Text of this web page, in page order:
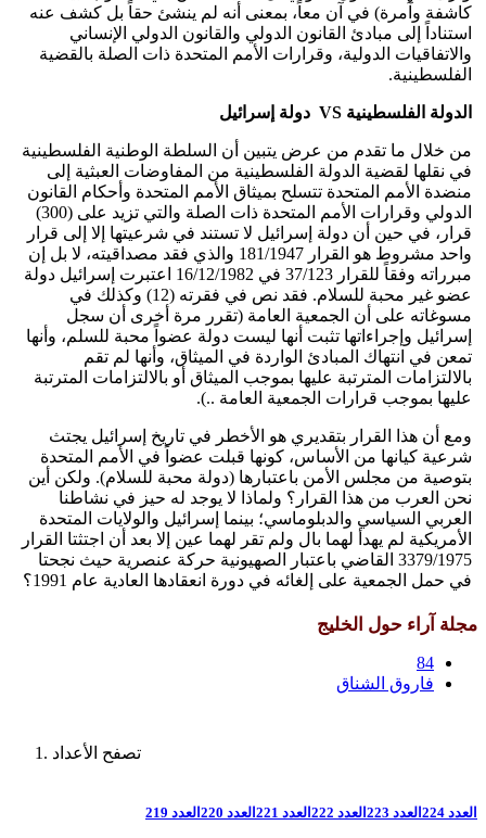
كاشفة وآمرة) في آن معاً، بمعنى أنه لم ينشئ حقاً بل كشف عنه
استناداً إلى مبادئ القانون الدولي والقانون الدولي الإنساني
والاتفاقيات الدولية، وقرارات الأمم المتحدة ذات الصلة بالقضية
الفلسطينية.
الدولة الفلسطينية VS دولة إسرائيل
من خلال ما تقدم من عرض يتبين أن السلطة الوطنية الفلسطينية
في نقلها لقضية الدولة الفلسطينية من المفاوضات العبثية إلى
منضدة الأمم المتحدة تتسلح بميثاق الأمم المتحدة وأحكام القانون
الدولي وقرارات الأمم المتحدة ذات الصلة والتي تزيد على (300)
قرار، في حين أن دولة إسرائيل لا تستند في شرعيتها إلا إلى قرار
واحد مشروط هو القرار 181/1947 والذي فقد مصداقيته، لا بل إن
مبرراته وفقاً للقرار 37/123 في 16/12/1982 اعتبرت إسرائيل دولة
عضو غير محبة للسلام. فقد نص في فقرته (12) وكذلك في
مسوغاته على أن الجمعية العامة (تقرر مرة أخرى أن سجل
إسرائيل وإجراءاتها تثبت أنها ليست دولة عضواً محبة للسلم، وأنها
تمعن في انتهاك المبادئ الواردة في الميثاق، وأنها لم تقم
بالالتزامات المترتبة عليها بموجب الميثاق أو بالالتزامات المترتبة
عليها بموجب قرارات الجمعية العامة ..).
ومع أن هذا القرار بتقديري هو الأخطر في تاريخ إسرائيل يجتث
شرعية كيانها من الأساس، كونها قبلت عضواً في الأمم المتحدة
بتوصية من مجلس الأمن باعتبارها (دولة محبة للسلام). ولكن أين
نحن العرب من هذا القرار؟ ولماذا لا يوجد له حيز في نشاطنا
العربي السياسي والدبلوماسي؛ بينما إسرائيل والولايات المتحدة
الأمريكية لم يهدأ لهما بال ولم تقر لهما عين إلا بعد أن اجتثتا القرار
3379/1975 القاضي باعتبار الصهيونية حركة عنصرية حيث نجحتا
في حمل الجمعية على إلغائه في دورة انعقادها العادية عام 1991؟
مجلة آراء حول الخليج
84
فاروق الشناق
تصفح الأعداد
العدد 224 العدد 223 العدد 222 العدد 221 العدد 220 العدد 219